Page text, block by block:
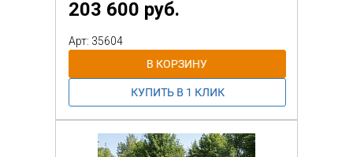
Освободите фиксаторы грузового блока
переместите груз. Отрегулируйте вес на
свой уровень, одинаковый с обеих
сторон и зафиксируйте в нужном
положении грузовой блок. Подъедте на
коляске спиной у тренажёру. Плотно
уприте спину в спинку.
Выполните упражнение: держась руками
за рукоятки, толкайте рычаги вверх,
203 600 руб.
Арт: 35604